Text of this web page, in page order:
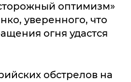
оптимизм»
уверенного, что
огня удастся
обстрелов на